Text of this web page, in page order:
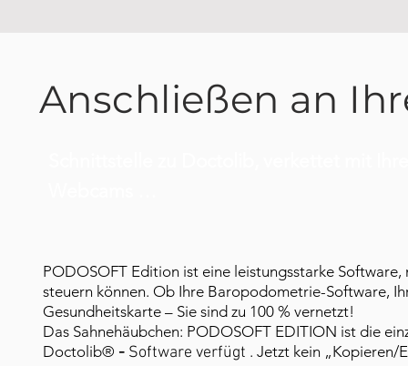
Anschließen an
PODOSOFT Edition ist eine leistungsstarke
steuern können. Ob Ihre Baropodometrie-Software,
Gesundheitskarte – Sie sind zu 100 % vernetzt!
Das Sahnehäubchen: PODOSOFT EDITION ist die
Doctolib® - Software verfügt . Jetzt kein „Kopieren/